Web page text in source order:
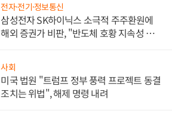
전자·전기·정보통신
삼성전자 SK하이닉스 소극적 주주환원에
해외 증권가 비판, "반도체 호황 지속성 의
사회
미국 법원 "트럼프 정부 풍력 프로젝트 동결
조치는 위법", 해제 명령 내려